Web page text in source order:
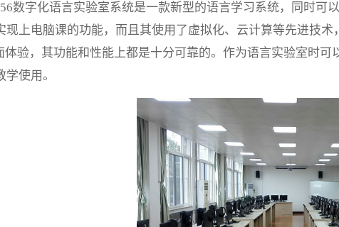
数字化语言实验室系统是一款新型的语言学习系统，同时
现上电脑课的功能，而且其使用了虚拟化、云计算等先进技
体验，其功能和性能上都是十分可靠的。作为语言实验室时
使用。